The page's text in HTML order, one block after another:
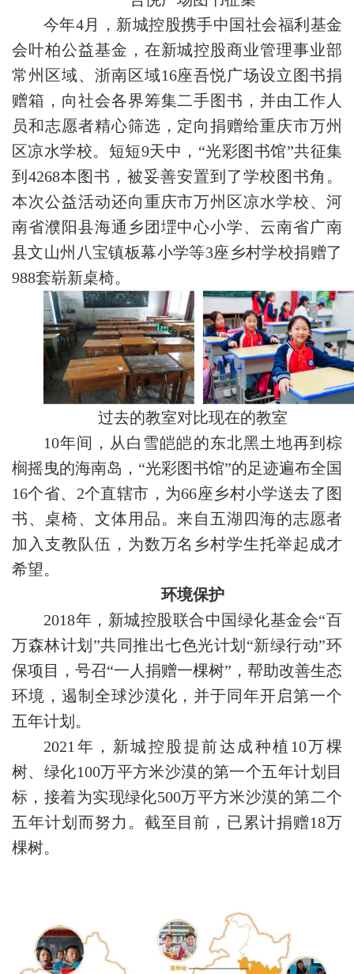
今年4月，新城控股携手中国社会福利基金
会叶柏公益基金，在新城控股商业管理事业部
常州区域、浙南区域16座吾悦广场设立图书捐
赠箱，向社会各界筹集二手图书，并由工作人
员和志愿者精心筛选，定向捐赠给重庆市万州
区凉水学校。短短9天中，“光彩图书馆”共征集
到4268本图书，被妥善安置到了学校图书角。
本次公益活动还向重庆市万州区凉水学校、河
南省濮阳县海通乡团堽中心小学、云南省广南
县文山州八宝镇板幕小学等3座乡村学校捐赠了
988套崭新桌椅。
过去的教室对比现在的教室
10年间，从白雪皑皑的东北黑土地再到棕
榈摇曳的海南岛，“光彩图书馆”的足迹遍布全国
16个省、2个直辖市，为66座乡村小学送去了图
书、桌椅、文体用品。来自五湖四海的志愿者
加入支教队伍，为数万名乡村学生托举起成才
希望。
环境保护
2018年，新城控股联合中国绿化基金会“百
万森林计划”共同推出七色光计划“新绿行动”环
保项目，号召“一人捐赠一棵树”，帮助改善生态
环境，遏制全球沙漠化，并于同年开启第一个
五年计划。
2021年，新城控股提前达成种植10万棵
树、绿化100万平方米沙漠的第一个五年计划目
标，接着为实现绿化500万平方米沙漠的第二个
五年计划而努力。截至目前，已累计捐赠18万
棵树。